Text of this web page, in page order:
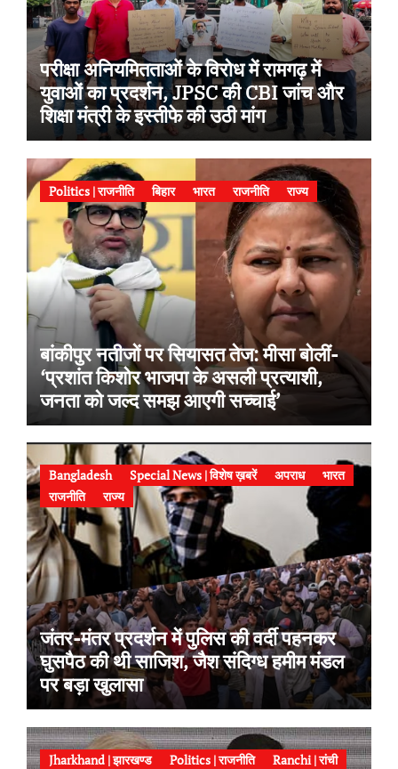
परीक्षा अनियमितताओं के विरोध में रामगढ़ में
युवाओं का प्रदर्शन, JPSC की CBI जांच और
शिक्षा मंत्री के इस्तीफे की उठी मांग
Politics | राजनीति बिहार भारत राजनीति राज्य
बांकीपुर नतीजों पर सियासत तेज: मीसा बोलीं-
‘प्रशांत किशोर भाजपा के असली प्रत्याशी,
जनता को जल्द समझ आएगी सच्चाई’
Bangladesh Special News | विशेष ख़बरें अपराध
भारत
राजनीति
राज्य
जंतर-मंतर प्रदर्शन में पुलिस की वर्दी पहनकर
घुसपैठ की थी साजिश, जैश संदिग्ध हमीम मंडल
पर बड़ा खुलासा
Jharkhand | झारखण्ड Politics | राजनीति
Ranchi | रांची